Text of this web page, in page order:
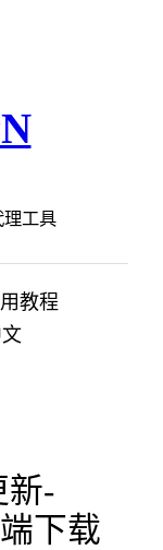
理工具
教程
新-
下载